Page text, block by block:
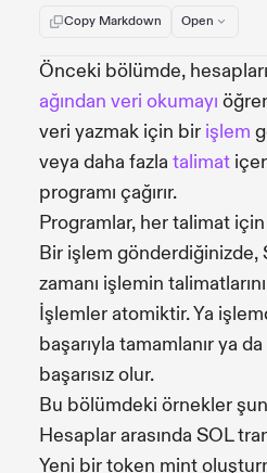
Copy Markdown Open
Önceki bölümde,
ağından veri okumayı
veri yazmak için bir işlem
veya daha fazla talimat
programı çağırır.
Programlar, her talimat için
Bir işlem gönderdiğinizde,
zamanı işlemin
İşlemler atomiktir. Ya
başarıyla tamamlanır ya
başarısız olur.
Bu bölümdeki örnekler
Hesaplar arasında SOL
Yeni bir token mint